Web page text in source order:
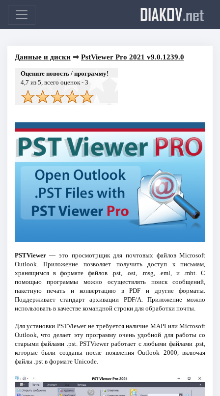
DIAKOV.net
Данные и диски⇒ PstViewer Pro 2021 v9.0.1239.0
Оцените новость / программу!
4,7 из 5, всего оценок - 3
PSTViewer— это просмотрщик для почтовых файлов Microsoft
Outlook. Приложение позволяет получить доступ к письмам,
хранящимся в формате файлов .pst, .ost, .msg, .eml, и .mht. С
помощью программы можно осуществлять поиск сообщений,
пакетную печать и конвертацию в PDF и другие форматы.
Поддерживает стандарт архивации PDF/A. Приложение можно
использовать в качестве командной строки для обработки почты.
Для установки PSTViewer не требуется наличие MAPI или Microsoft
Outlook, что делает эту программу очень удобной для работы со
старыми файлами .pst. PSTViewer работает с любыми файлами .pst,
которые были созданы после появления Outlook 2000, включая
файлы .pst в формате Unicode.